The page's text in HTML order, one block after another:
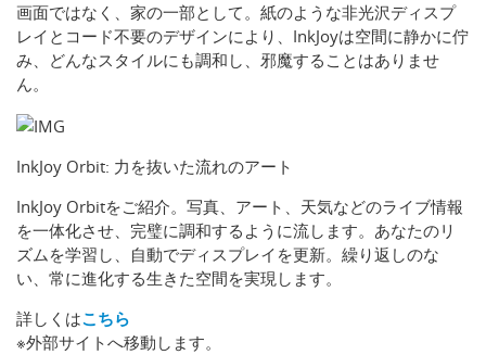
画面ではなく、家の一部として。紙のような非光沢ディスプ
レイとコード不要のデザインにより、InkJoyは空間に静かに佇
み、どんなスタイルにも調和し、邪魔することはありませ
ん。
InkJoy Orbit: 力を抜いた流れのアート
InkJoy Orbitをご紹介。写真、アート、天気などのライブ情報
を一体化させ、完璧に調和するように流します。あなたのリ
ズムを学習し、自動でディスプレイを更新。繰り返しのな
い、常に進化する生きた空間を実現します。
詳しくはこちら
※外部サイトへ移動します。